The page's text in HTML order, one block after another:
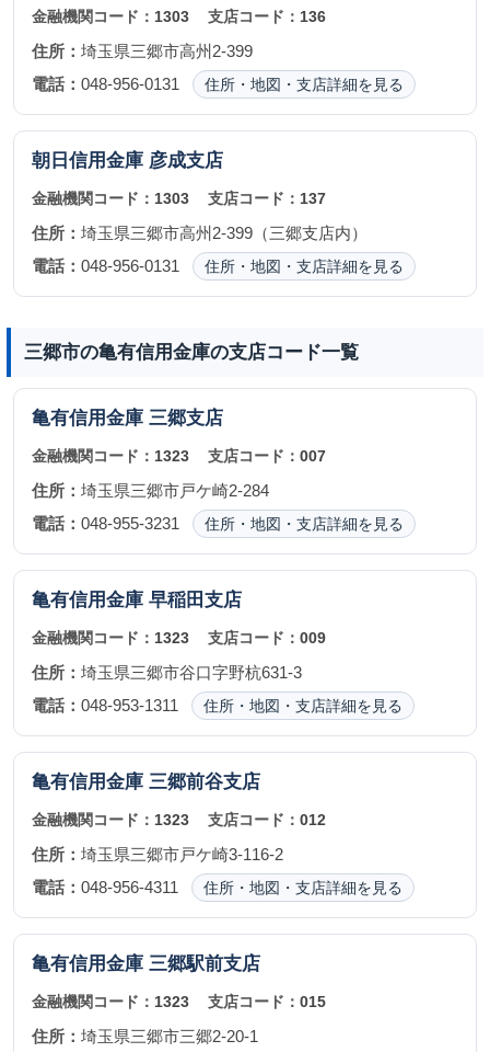
金融機関コード： 1303 支店コード： 136
住所： 埼玉県三郷市高州2-399
電話： 048-956-0131 住所・地図・支店詳細を見る
朝日信用金庫 彦成支店
金融機関コード： 1303 支店コード： 137
住所： 埼玉県三郷市高州2-399（三郷支店内）
電話： 048-956-0131 住所・地図・支店詳細を見る
三郷市の亀有信用金庫の支店コード一覧
亀有信用金庫 三郷支店
金融機関コード： 1323 支店コード：007
住所： 埼玉県三郷市戸ケ崎2-284
電話： 048-955-3231 住所・地図・支店詳細を見る
亀有信用金庫 早稲田支店
金融機関コード： 1323 支店コード：009
住所： 埼玉県三郷市谷口字野杭631-3
電話： 048-953-1311 住所・地図・支店詳細を見る
亀有信用金庫 三郷前谷支店
金融機関コード： 1323 支店コード：012
住所： 埼玉県三郷市戸ケ崎3-116-2
電話： 048-956-4311 住所・地図・支店詳細を見る
亀有信用金庫 三郷駅前支店
金融機関コード： 1323 支店コード：015
住所： 埼玉県三郷市三郷2-20-1